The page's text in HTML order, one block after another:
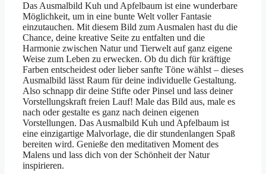
Das Ausmalbild Kuh und Apfelbaum ist eine wunderbare
Möglichkeit, um in eine bunte Welt voller Fantasie
einzutauchen. Mit diesem Bild zum Ausmalen hast du die
Chance, deine kreative Seite zu entfalten und die
Harmonie zwischen Natur und Tierwelt auf ganz eigene
Weise zum Leben zu erwecken. Ob du dich für kräftige
Farben entscheidest oder lieber sanfte Töne wählst – dieses
Ausmalbild lässt Raum für deine individuelle Gestaltung.
Also schnapp dir deine Stifte oder Pinsel und lass deiner
Vorstellungskraft freien Lauf! Male das Bild aus, male es
nach oder gestalte es ganz nach deinen eigenen
Vorstellungen. Das Ausmalbild Kuh und Apfelbaum ist
eine einzigartige Malvorlage, die dir stundenlangen Spaß
bereiten wird. Genieße den meditativen Moment des
Malens und lass dich von der Schönheit der Natur
inspirieren.